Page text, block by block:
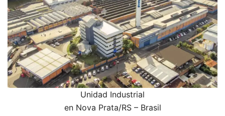
Unidad Industrial
en Nova Prata/RS – Brasil